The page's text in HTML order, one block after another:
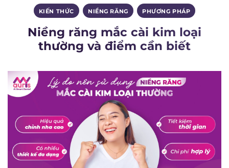
KIẾN THỨC , NIỀNG RĂNG , PHƯƠNG PHÁP
Niềng răng mắc cài kim loại
thường và điểm cần biết